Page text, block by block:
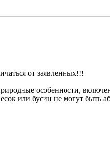
от заявленных!!!
особенности,
или бусин не могут быть